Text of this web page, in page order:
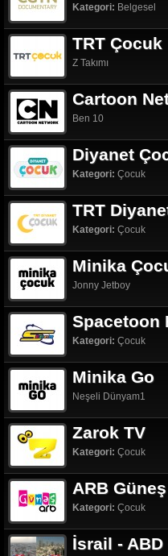
Kategori: Belgesel
TRT Çocuk
Z Takımı
Cartoon
Ben 10
Diyanet
Kategori: Çocuk
TRT
Kategori: Çocuk
Minika
Jonny Jetboy
Spacetoon
Kategori: Çocuk
Minika Go
Neşeli Dünyam1
Zarok TV
Kategori: Çocuk
ARB
Kategori: Çocuk
İsrail - ABD